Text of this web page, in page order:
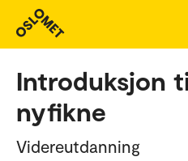
Studieoversikt
Introduksjon
nyfikne
Videreutdanning